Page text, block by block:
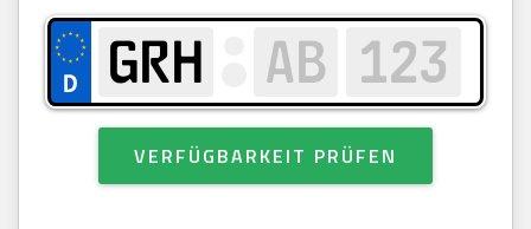
VERFÜGBARKEIT PRÜFEN